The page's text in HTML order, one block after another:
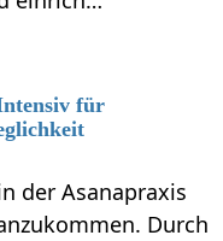
für
der Asanapraxis
Durch